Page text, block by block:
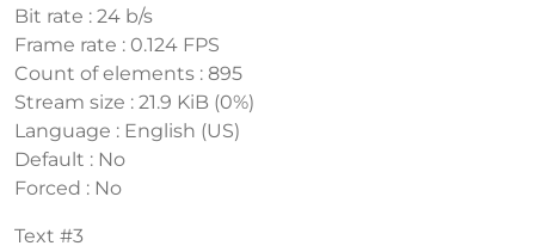
Bit rate : 24 b/s
Frame rate : 0.124 FPS
Count of elements : 895
Stream size : 21.9 KiB (0%)
Language : English (US)
Default : No
Forced : No
Text #3